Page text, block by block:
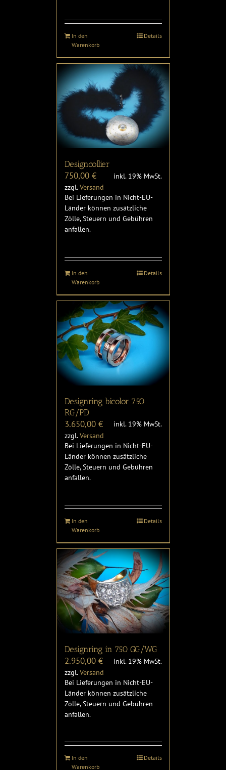
In den
Warenkorb
Details
Designcollier
750,00 €
inkl. 19% MwSt.
zzgl.Versand
Bei Lieferungen in Nicht-EU-
Länder können zusätzliche
Zölle, Steuern und Gebühren
anfallen.
In den
Warenkorb
Details
Designring bicolor 750
RG/PD
3.650,00 €
inkl. 19% MwSt.
zzgl.Versand
Bei Lieferungen in Nicht-EU-
Länder können zusätzliche
Zölle, Steuern und Gebühren
anfallen.
In den
Warenkorb
Details
Designring in 750 GG/WG
2.950,00 €
inkl. 19% MwSt.
zzgl.Versand
Bei Lieferungen in Nicht-EU-
Länder können zusätzliche
Zölle, Steuern und Gebühren
anfallen.
In den
Warenkorb
Details